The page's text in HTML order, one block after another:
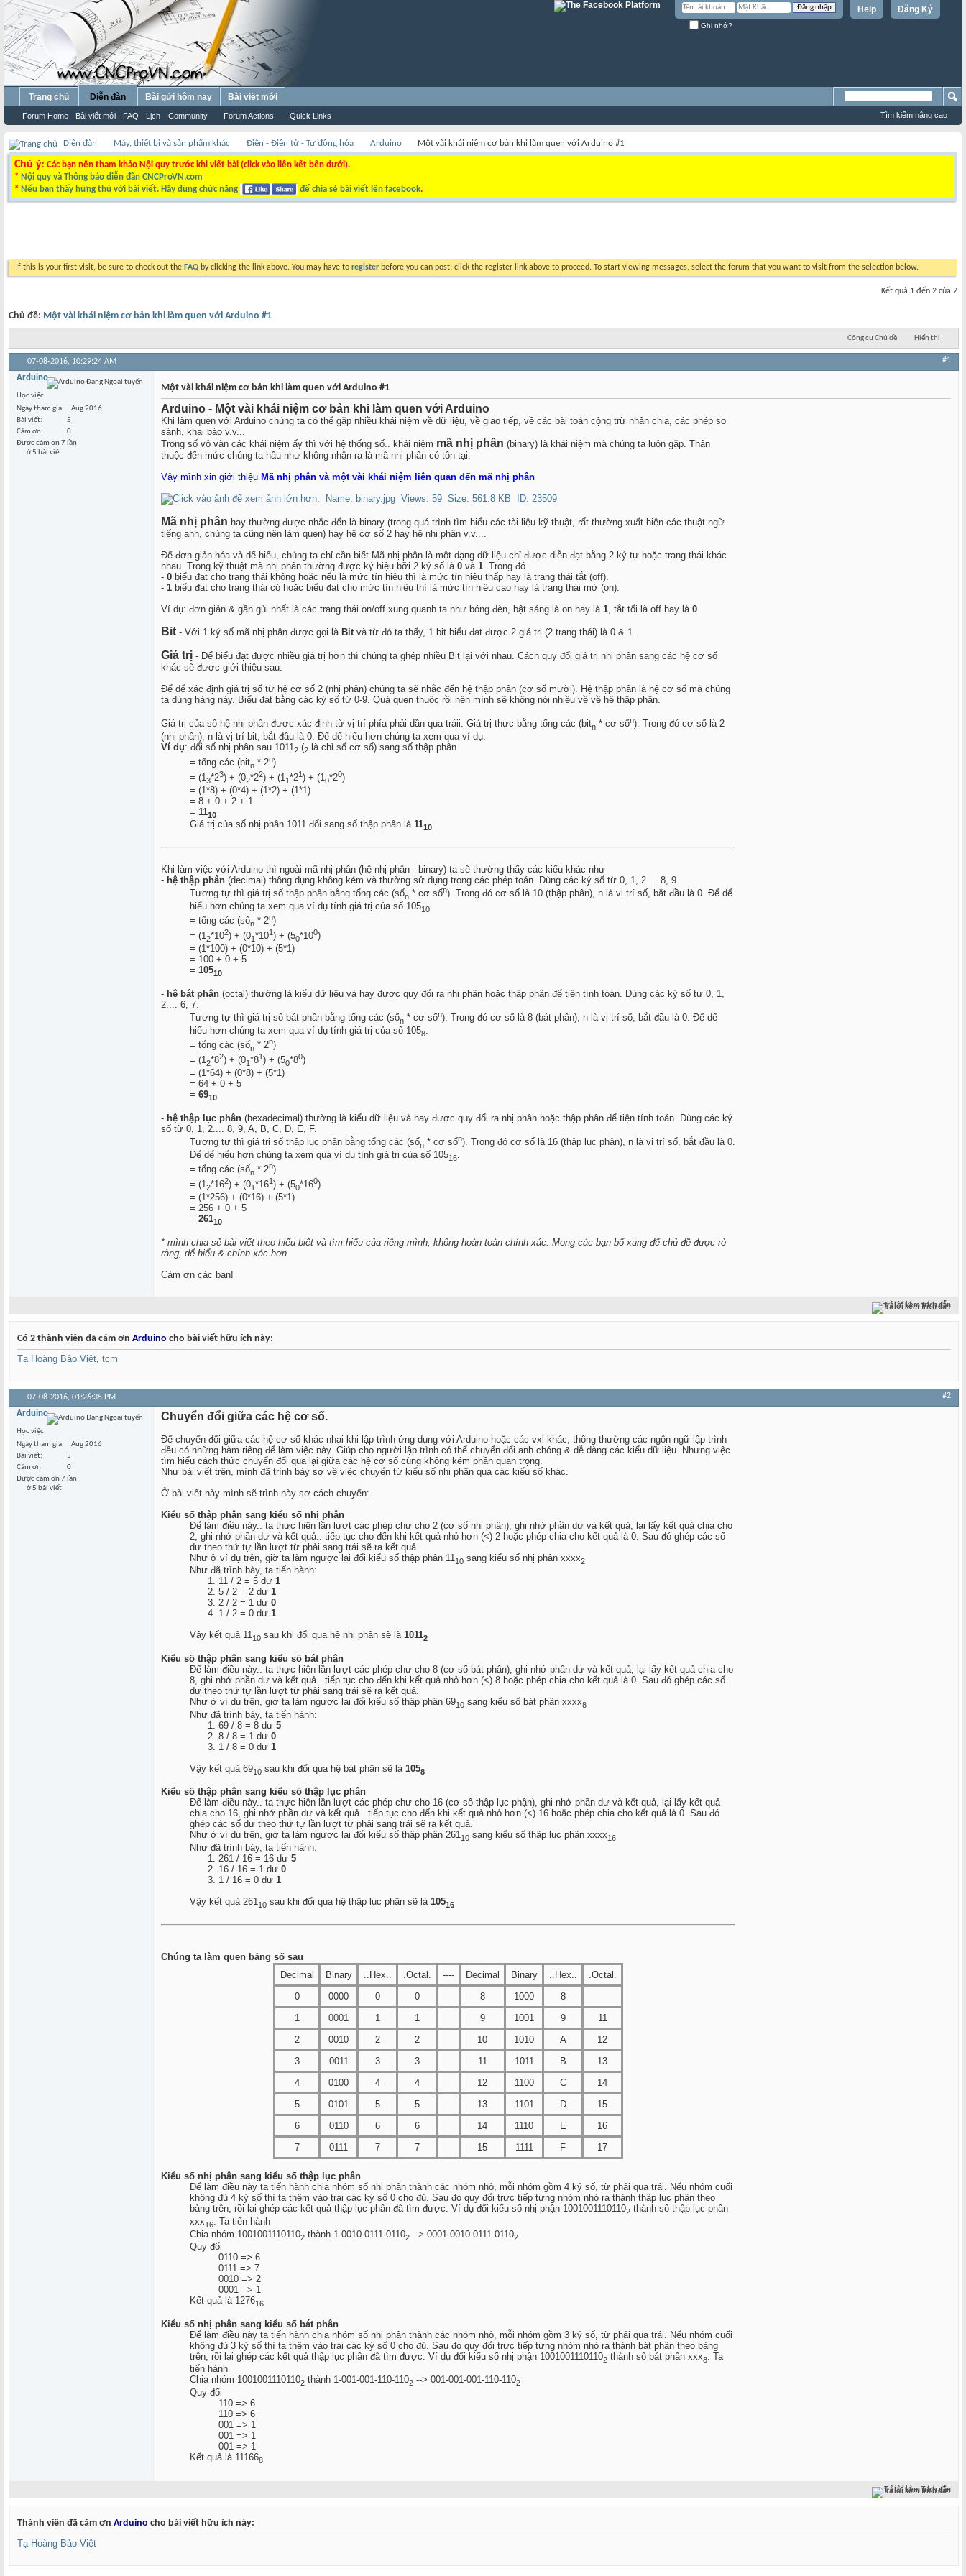
Đăng Ký
Help
Ghi nhớ?
Trang chủ Diễn đàn
Forum Home Bài viết mới FAQ Lịch Community Forum Actions Quick Links
Bài gửi hôm nay Bài viết mới
Tìm kiếm nâng cao
Diễn đàn Máy, thiết bị và sản phẩm khác Điện - Điện tử - Tự động hóa Arduino Một vài khái niệm cơ bản khi làm quen với Arduino #1
Chú ý: Các bạn nên tham khảo Nội quy trước khi viết bài (click vào liên kết bên dưới).
* Nội quy và Thông báo diễn đàn CNCProVN.com
* Nếu bạn thấy hứng thú với bài viết. Hãy dùng chức năng để chia sẻ bài viết lên facebook.
If this is your first visit, be sure to check out the FAQ by clicking the link above. You may have to register before you can post: click the register link above to proceed. To start viewing messages, select the forum that you want to visit from the selection below.
Kết quả 1 đến 2 của 2
Chủ đề: Một vài khái niệm cơ bản khi làm quen với Arduino #1
Công cụ Chủ đề Hiển thị
07-08-2016, 10:29:24 AM #1
Arduino
Học việc
Ngày tham gia
Aug 2016
Bài viết
5
Cám ơn
0
Được cám ơn 7 lần
ở 5 bài viết
Một vài khái niệm cơ bản khi làm quen với Arduino #1
Arduino - Một vài khái niệm cơ bản khi làm quen với Arduino
Khi làm quen với Arduino chúng ta có thể gặp nhiều khái niệm về dữ liệu, về giao tiếp, về các bài toán cộng trừ nhân chia, các phép so
sánh, khai báo v.v...
Trong số vô vàn các khái niệm ấy thì với hệ thống số.. khái niệm mã nhị phân (binary) là khái niệm mà chúng ta luôn gặp. Thân
thuộc đến mức chúng ta hầu như không nhận ra là mã nhị phân có tồn tại.
Vậy mình xin giới thiệu Mã nhị phân và một vài khái niệm liên quan đến mã nhị phân
Mã nhị phân hay thường được nhắc đến là binary (trong quá trình tìm hiểu các tài liệu kỹ thuật, rất thường xuất hiện các thuật ngữ
tiếng anh, chúng ta cũng nên làm quen) hay hệ cơ số 2 hay hệ nhị phân v.v....
Để đơn giản hóa và dể hiểu, chúng ta chỉ cần biết Mã nhị phân là một dạng dữ liệu chỉ được diễn đạt bằng 2 ký tự hoặc trạng thái khác
nhau. Trong kỹ thuật mã nhị phân thường được ký hiệu bỡi 2 ký số là 0 và 1. Trong đó
- 0 biểu đạt cho trạng thái không hoặc nếu là mức tín hiệu thì là mức tín hiệu thấp hay là trạng thái tắt (off).
- 1 biểu đạt cho trạng thái có hoặc biểu đạt cho mức tín hiệu thì là mức tín hiệu cao hay là trạng thái mở (on).
Ví dụ: đơn giản & gần gủi nhất là các trạng thái on/off xung quanh ta như bóng đèn, bật sáng là on hay là 1, tắt tối là off hay là 0
Bit - Với 1 ký số mã nhị phân được gọi là Bitvà từ đó ta thấy, 1 bit biểu đạt được 2 giá trị (2 trạng thái) là 0 & 1.
Giá trị - Để biểu đạt được nhiều giá trị hơn thì chúng ta ghép nhiều Bit lại với nhau. Cách quy đổi giá trị nhị phân sang các hệ cơ số
khác sẽ được giới thiệu sau.
Để dể xác định giá trị số từ hệ cơ số 2 (nhị phân) chúng ta sẽ nhắc đến hệ thập phân (cơ số mười). Hệ thập phân là hệ cơ số mà chúng
ta dùng hàng này. Biểu đạt bằng các ký số từ 0-9. Quá quen thuộc rồi nên mình sẽ không nói nhiều về về hệ thập phân.
Giá trị của số hệ nhị phân được xác định từ vị trí phía phải dần qua tráii. Giá trị thực bằng tổng các (bitn * cơ sốn). Trong đó cơ số là 2
(nhị phân), n là vị trí bit, bắt đầu là 0. Để dể hiểu hơn chúng ta xem qua ví dụ.
Ví dụ: đổi số nhị phân sau 10112 (2 là chỉ số cơ số) sang số thập phân.
= tổng các (bitn * 2n)
= (13*23) + (02*22) + (11*21) + (10*20)
= (1*8) + (0*4) + (1*2) + (1*1)
= 8 + 0 + 2 + 1
= 1110
Giá trị của số nhị phân 1011 đổi sang số thập phân là 1110
Khi làm việc với Arduino thì ngoài mã nhị phân (hệ nhị phân - binary) ta sẽ thường thấy các kiểu khác như
- hệ thập phân (decimal) thông dụng không kém và thường sử dụng trong các phép toán. Dùng các ký số từ 0, 1, 2.... 8, 9.
Tương tự thì giá trị số thập phân bằng tổng các (sốn * cơ sốn). Trong đó cơ số là 10 (thập phân), n là vị trí số, bắt đầu là 0. Để dể
hiểu hơn chúng ta xem qua ví dụ tính giá trị của số 10510
= tổng các (sốn * 2n)
= (12*102) + (01 *101 ) + (50*100)
= (1*100) + (0*10) + (5*1)
= 100 + 0 + 5
= 10510
- hệ bát phân (octal) thường là kiểu dữ liệu và hay được quy đổi ra nhị phân hoặc thập phân để tiện tính toán. Dùng các ký số từ 0, 1,
2.... 6, 7.
Tương tự thì giá trị số bát phân bằng tổng các (sốn * cơ sốn). Trong đó cơ số là 8 (bát phân), n là vị trí số, bắt đầu là 0. Để dể
hiểu hơn chúng ta xem qua ví dụ tính giá trị của số 1058
= tổng các (sốn * 2n)
= (12*82) + (01 *81 ) + (50*80)
= (1*64) + (0*8) + (5*1)
= 64 + 0 + 5
= 6910
- hệ thập lục phân (hexadecimal) thường là kiểu dữ liệu và hay được quy đổi ra nhị phân hoặc thập phân để tiện tính toán. Dùng các ký
số từ 0, 1, 2.... 8, 9, A, B, C, D, E, F.
Tương tự thì giá trị số thập lục phân bằng tổng các (sốn * cơ sốn). Trong đó cơ số là 16 (thập lục phân), n là vị trí số, bắt đầu là 0.
Để dể hiểu hơn chúng ta xem qua ví dụ tính giá trị của số 10516
= tổng các (sốn * 2n)
= (12*162) + (01*161 ) + (50*160)
= (1*256) + (0*16) + (5*1)
= 256 + 0 + 5
= 26110
* mình chia sẻ bài viết theo hiểu biết và tìm hiểu của riêng mình, không hoàn toàn chính xác. Mong các bạn bổ xung để chủ đề được rỏ
ràng, dể hiểu & chính xác hơn
Cảm ơn các bạn!
Trả lời kèm Trích dẫn
Có 2 thành viên đã cám ơn Arduino cho bài viết hữu ích này:
Tạ Hoàng Bảo Việt tcm
07-08-2016, 01:26:35 PM #2
Arduino
Học việc
Ngày tham gia
Aug 2016
Bài viết
5
Cám ơn
0
Được cám ơn 7 lần
ở 5 bài viết
Chuyển đổi giữa các hệ cơ số.
Để chuyển đổi giữa các hệ cơ số khác nhai khi lập trình ứng dụng với Arduino hoặc các vxl khác, thông thường các ngôn ngữ lập trình
đều có những hàm riêng để làm việc này. Giúp cho người lập trình có thể chuyển đổi anh chóng & dễ dàng các kiểu dữ liệu. Nhưng việc
tìm hiểu cách thức chuyển đổi qua lại giữa các hệ cơ số cũng không kém phần quan trọng.
Như bài viết trên, mình đã trình bày sơ về việc chuyển từ kiểu số nhị phân qua các kiểu số khác.
Ở bài viết này mình sẽ trình này sơ cách chuyển:
Kiểu số thập phân sang kiểu số nhị phân
Để làm điều này.. ta thực hiện lần lượt các phép chư cho 2 (cơ số nhị phận), ghi nhớ phần dư và kết quả, lại lấy kết quả chia cho
2, ghi nhớ phần dư và kết quả.. tiếp tục cho đến khi kết quả nhỏ hơn (<) 2 hoặc phép chia cho kết quả là 0. Sau đó ghép các số
dư theo thứ tự lần lượt từ phải sang trái sẽ ra kết quả.
Như ở ví dụ trên, giờ ta làm ngược lại đổi kiểu số thập phân 11 10 sang kiểu số nhị phân xxxx2
Như đã trình bày, ta tiến hành:
11 / 2 = 5 dư 1
5 / 2 = 2 dư 1
2 / 2 = 1 dư 0
1 / 2 = 0 dư 1
Vậy kết quả 1110 sau khi đổi qua hệ nhị phân sẽ là 10112
Kiểu số thập phân sang kiểu số bát phân
Để làm điều này.. ta thực hiện lần lượt các phép chư cho 8 (cơ số bát phân), ghi nhớ phần dư và kết quả, lại lấy kết quả chia cho
8, ghi nhớ phần dư và kết quả.. tiếp tục cho đến khi kết quả nhỏ hơn (<) 8 hoặc phép chia cho kết quả là 0. Sau đó ghép các số
dư theo thứ tự lần lượt từ phải sang trái sẽ ra kết quả.
Như ở ví dụ trên, giờ ta làm ngược lại đổi kiểu số thập phân 6910 sang kiểu số bát phân xxxx8
Như đã trình bày, ta tiến hành:
69 / 8 = 8 dư 5
8 / 8 = 1 dư 0
1 / 8 = 0 dư 1
Vậy kết quả 6910 sau khi đổi qua hệ bát phân sẽ là 1058
Kiểu số thập phân sang kiểu số thập lục phân
Để làm điều này.. ta thực hiện lần lượt các phép chư cho 16 (cơ số thập lục phận), ghi nhớ phần dư và kết quả, lại lấy kết quả
chia cho 16, ghi nhớ phần dư và kết quả.. tiếp tục cho đến khi kết quả nhỏ hơn (<) 16 hoặc phép chia cho kết quả là 0. Sau đó
ghép các số dư theo thứ tự lần lượt từ phải sang trái sẽ ra kết quả.
Như ở ví dụ trên, giờ ta làm ngược lại đổi kiểu số thập phân 26110 sang kiểu số thập lục phân xxxx16
Như đã trình bày, ta tiến hành:
261 / 16 = 16 dư 5
16 / 16 = 1 dư 0
1 / 16 = 0 dư 1
Vậy kết quả 261 10 sau khi đổi qua hệ thập lục phân sẽ là 10516
Chúng ta làm quen bảng số sau
Decimal
Binary ..Hex.. .Octal. ---- Decimal Binary ..Hex..
.Octal.
0
0000 0 0 8 1000
8
1
0001 1 1 9 1001 9
11
2
0010 2 2 10 1010 A
12
3
0011 3 3 11 1011 B
13
4
0100 4 4 12 1100 C
14
5
0101 5 5 13 1101 D
15
6
0110 6 6 14 1110 E
16
7
0111 7 7 15 1111 F 17
Kiểu số nhị phân sang kiểu số thập lục phân
Để làm điều này ta tiến hành chia nhóm số nhị phân thành các nhóm nhỏ, mỗi nhóm gồm 4 ký số, từ phải qua trái. Nếu nhóm cuối
không đủ 4 ký số thì ta thêm vào trái các ký số 0 cho đủ. Sau đó quy đổi trực tiếp từng nhóm nhỏ ra thành thập lục phân theo
bảng trên, rồi lại ghép các kết quả thập lục phân đã tìm được. Ví dụ đổi kiểu số nhị phận 10010011101102 thành số thập lục phân
xxx16
. Ta tiến hành
Chia nhóm 10010011101102 thành 1-0010-0111-01102 --> 0001-0010-0111-01102
Quy đổi
0110 => 6
0111 => 7
0010 => 2
0001 => 1
Kết quả là 127616
Kiểu số nhị phân sang kiểu số bát phân
Để làm điều này ta tiến hành chia nhóm số nhị phân thành các nhóm nhỏ, mỗi nhóm gồm 3 ký số, từ phải qua trái. Nếu nhóm cuối
không đủ 3 ký số thì ta thêm vào trái các ký số 0 cho đủ. Sau đó quy đổi trực tiếp từng nhóm nhỏ ra thành bát phân theo bảng
trên, rồi lại ghép các kết quả thập lục phân đã tìm được. Ví dụ đổi kiểu số nhị phận 10010011101102 thành số bát phân xxx8
. Ta
tiến hành
Chia nhóm 10010011101102 thành 1-001-001-110-1102 --> 001-001-001-110-1102
Quy đổi
110 => 6
110 => 6
001 => 1
001 => 1
001 => 1
Kết quả là 111668
Trả lời kèm Trích dẫn
Thành viên đã cám ơn Arduino cho bài viết hữu ích này:
Tạ Hoàng Bảo Việt